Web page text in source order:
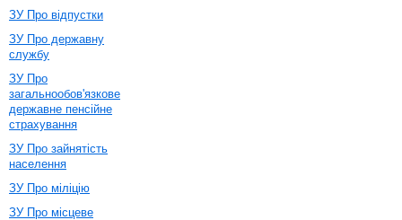
ЗУ Про відпустки
ЗУ Про державну
службу
ЗУ Про
загальнообов'язкове
державне пенсійне
страхування
ЗУ Про зайнятість
населення
ЗУ Про міліцію
ЗУ Про місцеве